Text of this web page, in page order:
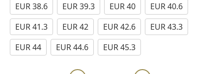
EUR 38.6
EUR 39.3 EUR 40
EUR 40.6
EUR 41.3
EUR 42 EUR 42.6
EUR 43.3
EUR 44
EUR 44.6 EUR 45.3